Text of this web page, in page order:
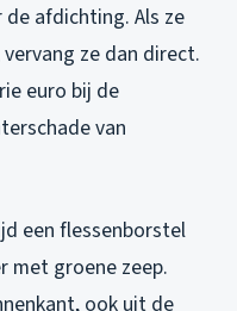
afdichting. Als ze
ze dan direct.
euro bij de
van
een flessenborstel
met groene zeep.
ook uit de